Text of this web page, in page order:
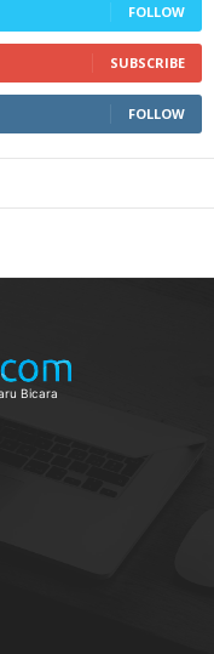
FOLLOW
SUBSCRIBE
FOLLOW